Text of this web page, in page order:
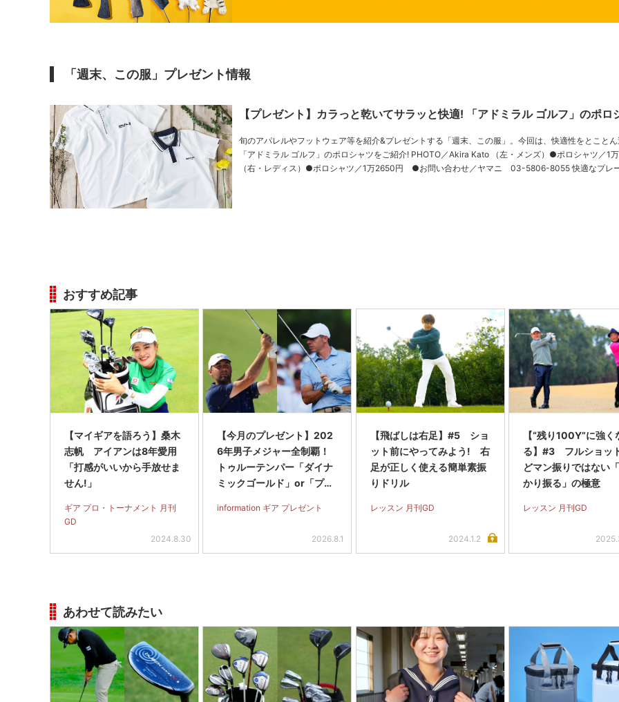
「週末、この服」プレゼント情報
【プレゼント】カラっと乾いてサラッと快適! 「アドミラル ゴルフ」のポロ
旬のアパレルやフットウェア等を紹介&プレゼントする「週末、この服」。今回は、快適性をとこと
「アドミラル ゴルフ」のポロシャツをご紹介! PHOTO／Akira Kato （左・メンズ）●ポロシャツ／1万2650円
（右・レディス）●ポロシャツ／1万2650円 ●お問い合わせ／ヤマニ 03-5806-8055 快適なプレーをモット
おすすめ記事
【マイギアを語ろう】桑木
志帆 アイアンは8年愛用
「打感がいいから手放せま
せん!」
ギア プロ・トーナメント 月刊
GD
2024.8.30
【今月のプレゼント】202
6年男子メジャー全制覇！
トゥルーテンパー「ダイナ
ミックゴールド」or「プロ
フト（#5～#PW）＋ICON
information ギア プレゼント
2026.8.1
【飛ばしは右足】#5 ショ
ット前にやってみよう! 右
足が正しく使える簡単素振
りドリル
レッスン 月刊GD
2024.1.2
【“残り100Y”に強く
る】#3 フルショッ
どマン振りではない
かり振る」の極意
レッスン 月刊GD
あわせて読みたい